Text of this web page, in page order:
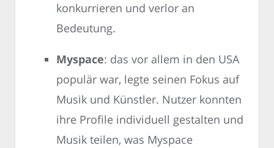
konkurrieren und verlor an
Bedeutung.
Myspace: das vor allem in den USA
populär war, legte seinen Fokus auf
Musik und Künstler. Nutzer konnten
ihre Profile individuell gestalten und
Musik teilen, was Myspace